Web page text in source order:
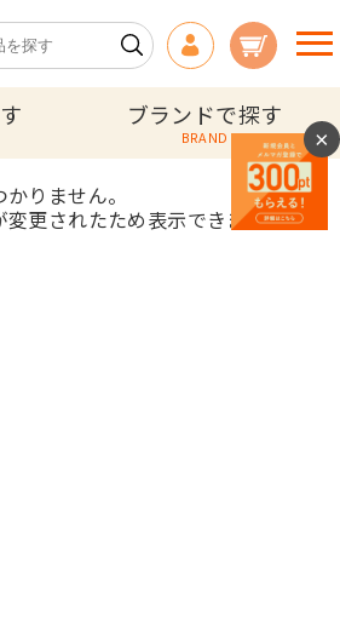
ブランドで探す
BRAND
りません。
更されたため表示できません。
×